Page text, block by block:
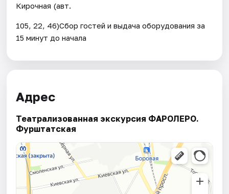
Кирочная (авт.
105, 22, 46)Сбор гостей и выдача оборудования за
15 минут до начала
Адрес
Театрализованная экскурсия ФАРОЛЕРО.
Фурштатская